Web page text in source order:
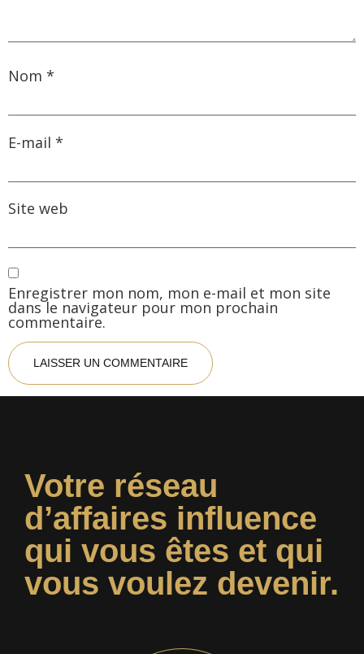
Nom *
E-mail *
Site web
Enregistrer mon nom, mon e-mail et mon site
dans le navigateur pour mon prochain
commentaire.
Votre réseau
d’affaires influence
qui vous êtes et qui
vous voulez devenir.